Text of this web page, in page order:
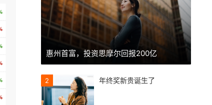
惠州首富，投资思摩尔回报200亿
2 年终奖新贵诞生了